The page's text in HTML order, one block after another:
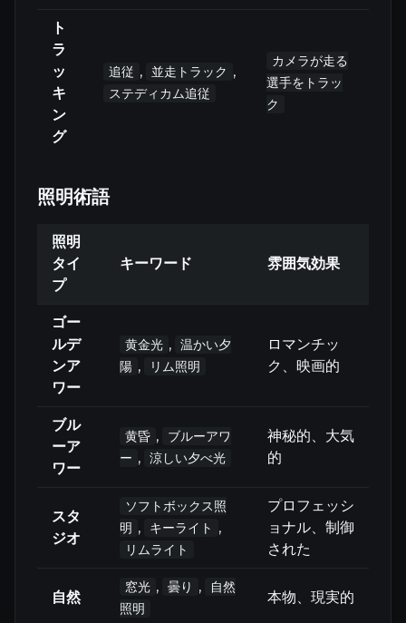
ト
ラ
ッ
キ
ン
グ
追従 , 並走トラック ,
ステディカム追従
カメラが走る
選手をトラッ
ク
照明術語
照明
タイ
プ
キーワード 雰囲気効果
ゴー
ルデ
ンア
ワー
黄金光 ,
温かい夕
陽 , リム照明
ロマンチッ
ク、映画的
ブル
ーア
ワー
黄昏 ,
ブルーアワ
ー , 涼しい夕べ光
神秘的、大気
的
スタ
ジオ
ソフトボックス照
明 , キーライト ,
リムライト
プロフェッシ
ョナル、制御
された
自然
窓光 , 曇り ,
自然
照明
本物、現実的